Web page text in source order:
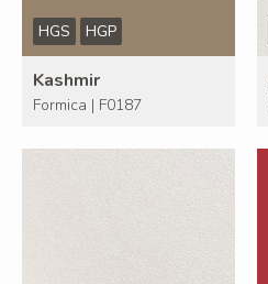
HGS HGP
Kashmir
Formica | F0187